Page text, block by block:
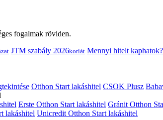
fogalmak röviden.
JTM szabály 2026korlát Mennyi hitelt kaphatok?
Otthon Start lakáshitel CSOK Plusz
Erste Otthon Start lakáshitel Gránit Otthon
lakáshitel Unicredit Otthon Start lakáshitel